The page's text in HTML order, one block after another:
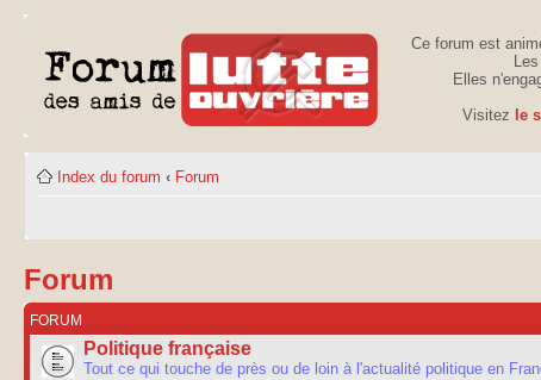
Ce forum est
Elles
Visitez le
Index du forum ‹ Forum
Forum
FORUM
Politique française
Tout ce qui touche de près ou de loin à l'actualité politique en